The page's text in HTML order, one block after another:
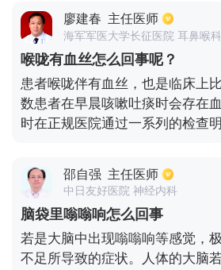
廖建春 主任医师
海军军医大学长征医院 耳鼻喉科
喉咙有血丝怎么回事呢？
患者喉咙伴有血丝，也是临床上
数患者在早晨咳嗽吐痰时会存在
时在正规医院通过一系列的检查
管扩张，在发生剧烈咳嗽时是容
裂，因此在吐痰时会伴有血丝。
邵自强 主任医师
中日友好医院 神经内科
脑袋里嗡嗡响怎么回事
若是大脑中出现嗡嗡响等感觉，
不足所导致的症状。人体的大脑